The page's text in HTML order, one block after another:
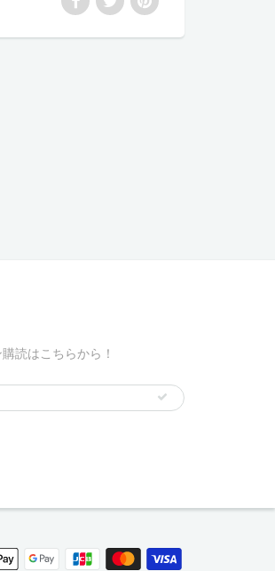
読はこちらから！